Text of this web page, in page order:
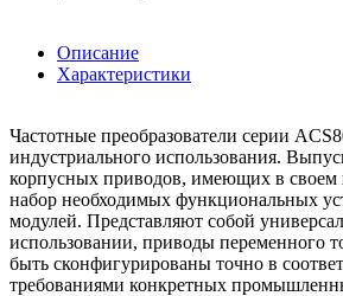
Описание
Характеристики
Частотные преобразователи серии
индустриального использования.
корпусных приводов, имеющих в своем
набор необходимых функциональных
модулей. Представляют собой
использовании, приводы переменного
быть сконфигурированы точно в
требованиями конкретных